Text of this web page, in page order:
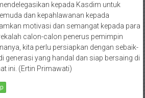
kepada Kasdim untuk
dan kepahlawanan kepada
motivasi dan semangat kepada para
calon-calon penerus pemimpin
kita perlu persiapkan dengan sebaik-
generasi yang handal dan siap bersaing di
ini. (Ertin Primawati)